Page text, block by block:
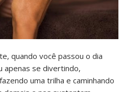
quando você passou o dia
apenas se divertindo,
uma trilha e caminhando